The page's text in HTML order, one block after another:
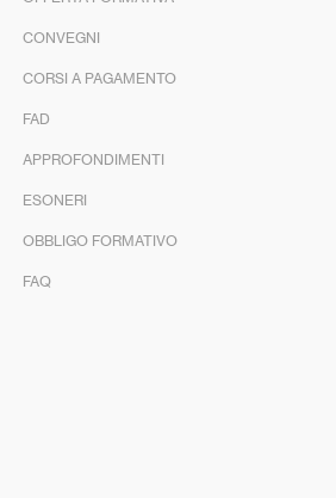
CONVEGNI
CORSI A PAGAMENTO
FAD
APPROFONDIMENTI
ESONERI
OBBLIGO FORMATIVO
FAQ